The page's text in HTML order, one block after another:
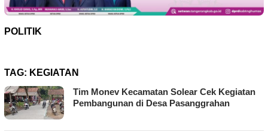
POLITIK
TAG: KEGIATAN
Tim Monev Kecamatan Solear Cek Kegiatan
Pembangunan di Desa Pasanggrahan